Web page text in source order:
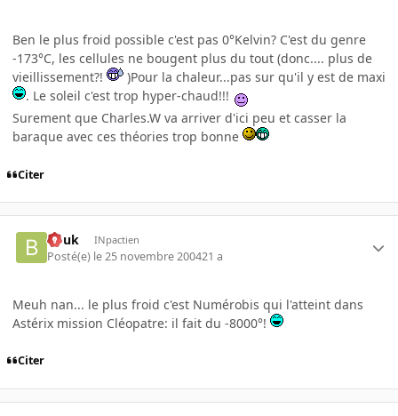
Ben le plus froid possible c'est pas 0°Kelvin? C'est du genre
-173°C, les cellules ne bougent plus du tout (donc.... plus de
vieillissement?!
)Pour la chaleur...pas sur qu'il y est de maxi
. Le soleil c'est trop hyper-chaud!!!
Surement que Charles.W va arriver d'ici peu et casser la
baraque avec ces théories trop bonne
Citer
bouk INpactien
Posté(e) le 25 novembre 200421 a
Meuh nan... le plus froid c'est Numérobis qui l'atteint dans
Astérix mission Cléopatre: il fait du -8000°!
Citer